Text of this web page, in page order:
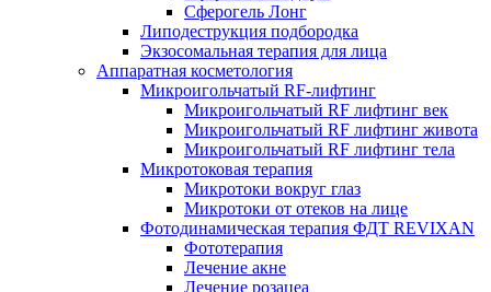
Сферогель Лонг
Липодеструкция подбородка
Экзосомальная терапия для лица
Аппаратная косметология
Микроигольчатый RF-лифтинг
Микроигольчатый RF лифтинг век
Микроигольчатый RF лифтинг живота
Микроигольчатый RF лифтинг тела
Микротоковая терапия
Микротоки вокруг глаз
Микротоки от отеков на лице
Фотодинамическая терапия ФДТ REVIXAN
Фототерапия
Лечение акне
Лечение розацеа